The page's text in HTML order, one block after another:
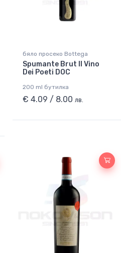
бяло просеко Bottega
Spumante Brut Il Vino
Dei Poeti DOC
200 ml бутилка
€ 4.09 / 8.00 лв.